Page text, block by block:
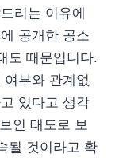
리는 이유에
공개한 공소
도 때문입니다.
부와 관계없
있다고 생각
인 태도로 보
될 것이라고 확